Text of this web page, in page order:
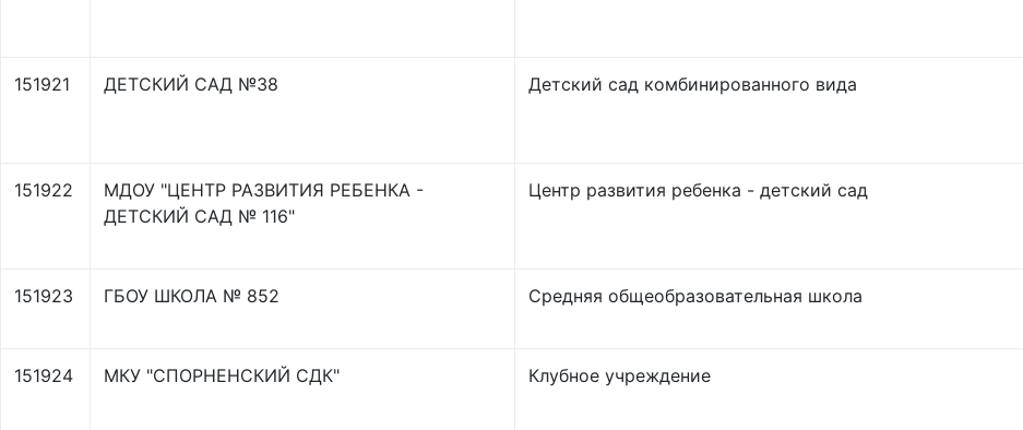
151921 ДЕТСКИЙ САД №38 Детский сад комбинированного вида
151922
МДОУ "ЦЕНТР РАЗВИТИЯ РЕБЕНКА -
ДЕТСКИЙ САД № 116"
Центр развития ребенка - детский сад
151923 ГБОУ ШКОЛА № 852 Средняя общеобразовательная школа
151924 МКУ "СПОРНЕНСКИЙ СДК" Клубное учреждение